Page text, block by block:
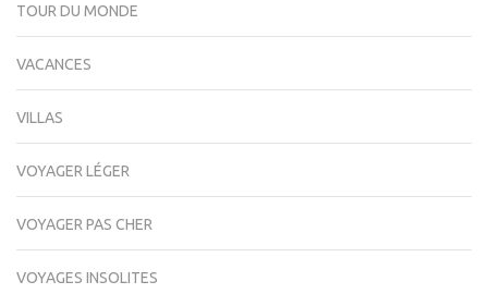
TOUR DU MONDE
VACANCES
VILLAS
VOYAGER LÉGER
VOYAGER PAS CHER
VOYAGES INSOLITES